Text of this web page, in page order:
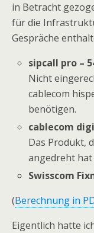
in Betracht
für die
Gespräche
sipcall pro –
Nicht
cablecom
benötigen.
cablecom
Das Produkt,
angedreht hat
Swisscom
(Berechnung in
Eigentlich hatte